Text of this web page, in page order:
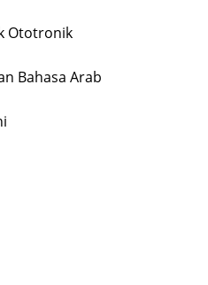
Ototronik
Bahasa Arab